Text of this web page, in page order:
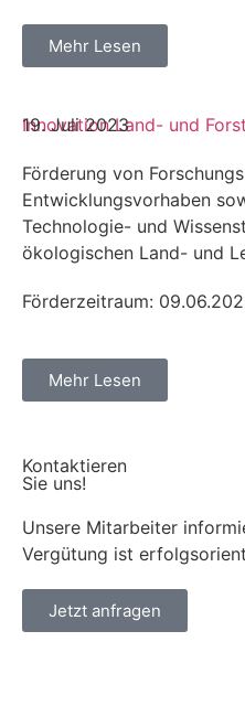
Mehr Lesen
Innovation Land- und
19. Juli 2023
Förderung von
Entwicklungsvorhaben
Technologie- und
ökologischen Land- und
Förderzeitraum:
Mehr Lesen
Kontaktieren
Sie uns!
Unsere Mitarbeiter
Vergütung ist
Jetzt anfragen